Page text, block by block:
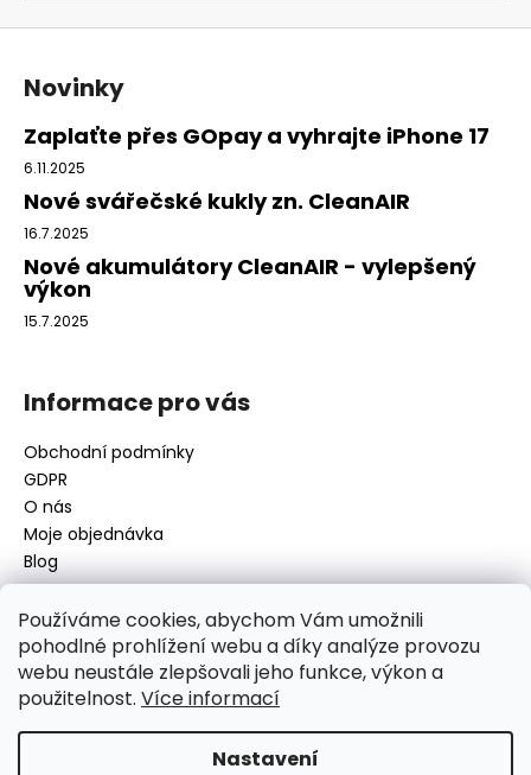
Používáme cookies, abychom Vám umožnili
pohodlné prohlížení webu a díky analýze provozu
webu neustále zlepšovali jeho funkce, výkon a
použitelnost. Více informací
Nastavení
Z
Novinky
Zaplaťte přes GOpay a vyhrajte iPhone 17
6.11.2025
Nové svářečské kukly zn. CleanAIR
16.7.2025
Nové akumulátory CleanAIR - vylepšený
výkon
15.7.2025
Informace pro vás
Obchodní podmínky
GDPR
O nás
Moje objednávka
Blog
Kontakt
disamsafety@disamsafety.cz
596 624 947